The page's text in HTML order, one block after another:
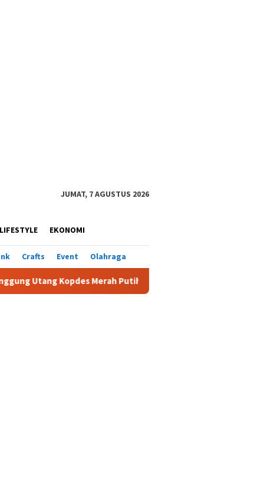
JUMAT, 7 AGUSTUS 2026
LIFESTYLE EKONOMI
Crafts Event Olahraga
Merah Putih Rp240 Triliun, Menkeu Purbaya: Cicilan Tidak